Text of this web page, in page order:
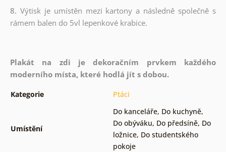
8. Výtisk je umístěn mezi kartony a následně společně s
rámem balen do 5vl lepenkové krabice.
Plakát na zdi je dekoračním prvkem každého
moderního místa, které hodlá jít s dobou.
Kategorie Ptáci
Umístění
Do kanceláře, Do kuchyně,
Do obýváku, Do předsíně, Do
ložnice, Do studentského
pokoje